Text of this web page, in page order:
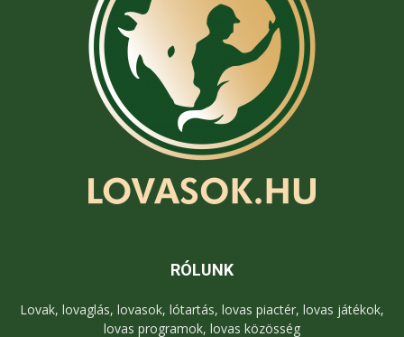
RÓLUNK
Lovak, lovaglás, lovasok, lótartás, lovas piactér, lovas játékok,
lovas programok, lovas közösség